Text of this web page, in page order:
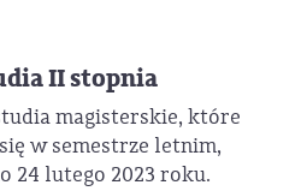
II stopnia
magisterskie, które
w semestrze letnim,
24 lutego 2023 roku.